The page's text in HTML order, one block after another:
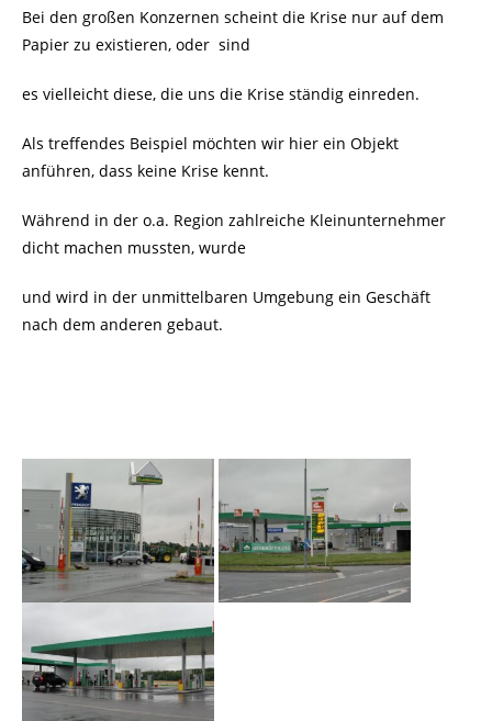
Bei den großen Konzernen scheint die Krise nur auf dem
Papier zu existieren, oder sind
es vielleicht diese, die uns die Krise ständig einreden.
Als treffendes Beispiel möchten wir hier ein Objekt
anführen, dass keine Krise kennt.
Während in der o.a. Region zahlreiche Kleinunternehmer
dicht machen mussten, wurde
und wird in der unmittelbaren Umgebung ein Geschäft
nach dem anderen gebaut.